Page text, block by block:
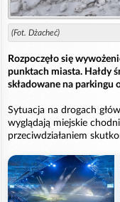
(Fot. Dżacheć)
Rozpoczęło się
punktach miasta. Hałdy
składowane na parkingu
Sytuacja na drogach
wyglądają miejskie
przeciwdziałaniem